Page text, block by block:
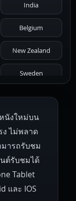
1968 1967
1963 1962
1955
1939
1916
India
Belgium
New Zealand
Sweden
Poland
Bulgaria
Turkey
นังใหม่บน
ง ไม่พลาด
ารถรับชม
ต์รับชมได้
Tablet
และ IOS